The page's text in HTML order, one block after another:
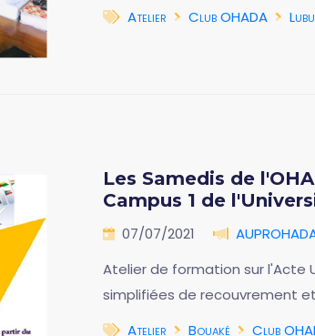
Atelier
Club OHADA
Les Samedis de
Campus 1 de
07/07/2021
Atelier de formation sur l'Acte
simplifiées de recouvrement
Atelier
Bouaké Club